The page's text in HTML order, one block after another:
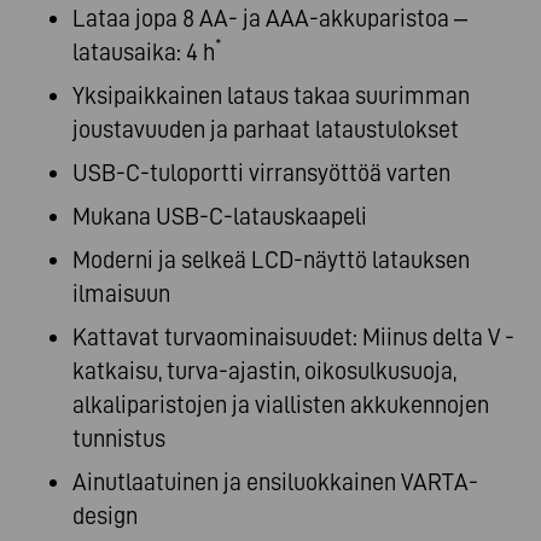
Lataa jopa 8 AA- ja AAA-akkuparistoa –
latausaika: 4 h*
Yksipaikkainen lataus takaa suurimman
joustavuuden ja parhaat lataustulokset
USB-C-tuloportti virransyöttöä varten
Mukana USB-C-latauskaapeli
Moderni ja selkeä LCD-näyttö latauksen
ilmaisuun
Kattavat turvaominaisuudet: Miinus delta V -
katkaisu, turva-ajastin, oikosulkusuoja,
alkaliparistojen ja viallisten akkukennojen
tunnistus
Ainutlaatuinen ja ensiluokkainen VARTA-
design